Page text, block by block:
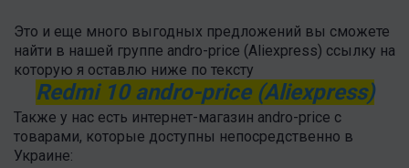
Это и еще много выгодных предложений вы сможете
найти в нашей группе andro-price (Aliexpress) ссылку на
которую я оставлю ниже по тексту
Redmi 10 andro-price (Aliexpress)
Также у нас есть интернет-магазин andro-price с
товарами, которые доступны непосредственно в
Украине: